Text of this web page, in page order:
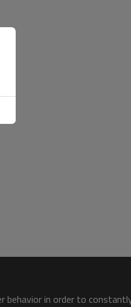
behavior in order to